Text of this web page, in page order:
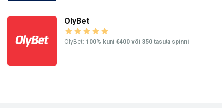
OlyBet
OlyBet: 100% kuni €400 või 350 tasuta spinni